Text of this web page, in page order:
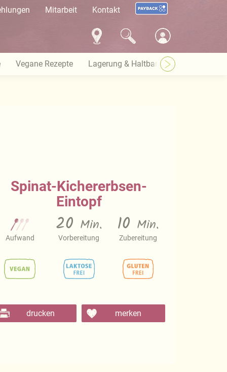
Mitarbeit Kontakt
Vegane Rezepte Lagerung & Haltbarkeit
Spinat-Kichererbsen-
Eintopf
Aufwand
20 Min.
Vorbereitung
10 Min.
Zubereitung
drucken merken